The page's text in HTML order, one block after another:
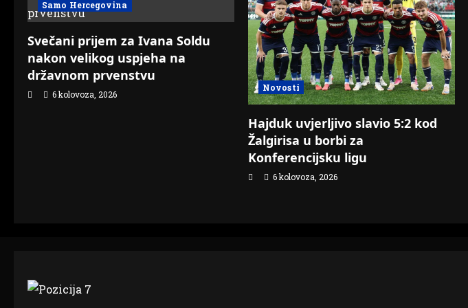
Samo Hercegovina
Svečani prijem za Ivana Soldu
nakon velikog uspjeha na
državnom prvenstvu
6 kolovoza, 2026
Novosti
Hajduk uvjerljivo slavio 5:2 kod
Žalgirisa u borbi za
Konferencijsku ligu
6 kolovoza, 2026